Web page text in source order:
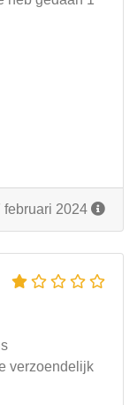
februari 2024
verzoendelijk